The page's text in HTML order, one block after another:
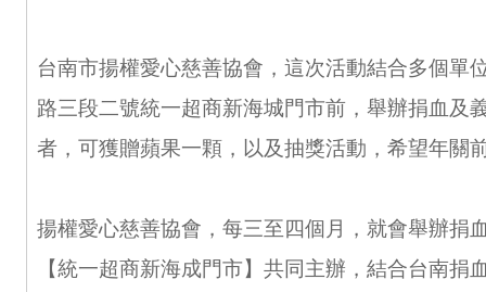
台南市揚權愛心慈善協會，這次活動結合多個單
路三段二號統一超商新海城門市前，舉辦捐血及
者，可獲贈蘋果一顆，以及抽獎活動，希望年關
揚權愛心慈善協會，每三至四個月，就會舉辦捐
【統一超商新海成門市】共同主辦，結合台南捐